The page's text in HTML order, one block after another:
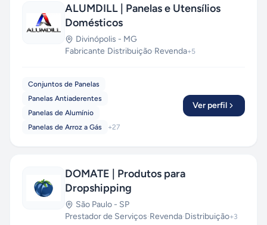
ALUMDILL | Panelas e Utensílios
Domésticos
Divinópolis - MG
Fabricante·Distribuição·Revenda+5
Conjuntos de Panelas
Panelas Antiaderentes
Panelas de Alumínio
Panelas de Arroz a Gás
+27
Ver perfil
DOMATE | Produtos para
Dropshipping
São Paulo - SP
Prestador de Serviços·Revenda·Distribuição+3